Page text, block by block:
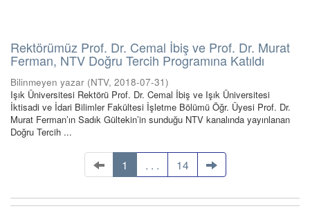
Rektörümüz Prof. Dr. Cemal İbiş ve Prof. Dr. Murat
Ferman, NTV Doğru Tercih Programına Katıldı
Bilinmeyen yazar (NTV, 2018-07-31)
Işık Üniversitesi Rektörü Prof. Dr. Cemal İbiş ve Işık Üniversitesi
İktisadi ve İdari Bilimler Fakültesi İşletme Bölümü Öğr. Üyesi Prof. Dr.
Murat Ferman’ın Sadık Gültekin’in sunduğu NTV kanalında yayınlanan
Doğru Tercih ...
1 . . . 14